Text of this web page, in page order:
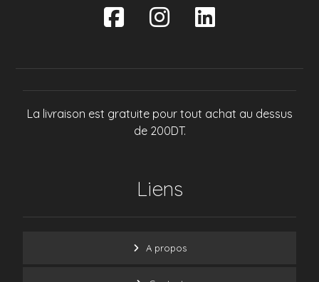
La livraison est gratuite pour tout achat au dessus
de 200DT.
Liens
A propos